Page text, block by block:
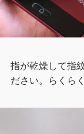
指が乾燥して指
ださい。らくら